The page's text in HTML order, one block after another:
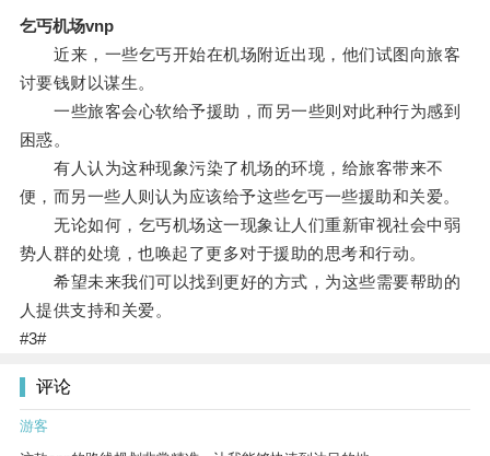
乞丐机场vnp
近来，一些乞丐开始在机场附近出现，他们试图向旅客
讨要钱财以谋生。
一些旅客会心软给予援助，而另一些则对此种行为感到
困惑。
有人认为这种现象污染了机场的环境，给旅客带来不
便，而另一些人则认为应该给予这些乞丐一些援助和关爱。
无论如何，乞丐机场这一现象让人们重新审视社会中弱
势人群的处境，也唤起了更多对于援助的思考和行动。
希望未来我们可以找到更好的方式，为这些需要帮助的
人提供支持和关爱。
#3#
评论
游客